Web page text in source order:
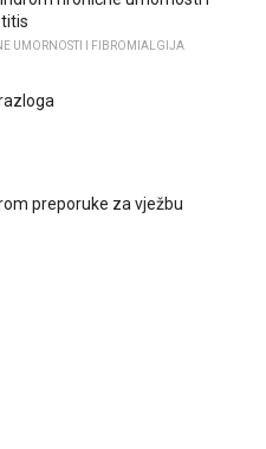
UMORNOSTI I FIBROMIALGIJA
preporuke za vježbu